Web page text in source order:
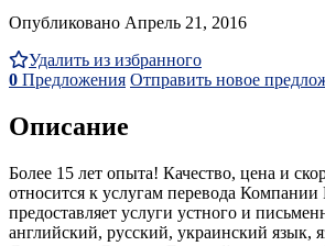
Опубликовано Апрель 21, 2016
Удалить из избранного
0 Предложения Отправить новое
Описание
Более 15 лет опыта! Качество, цена и
относится к услугам перевода
предоставляет услуги устного и
английский, русский, украинский язык,